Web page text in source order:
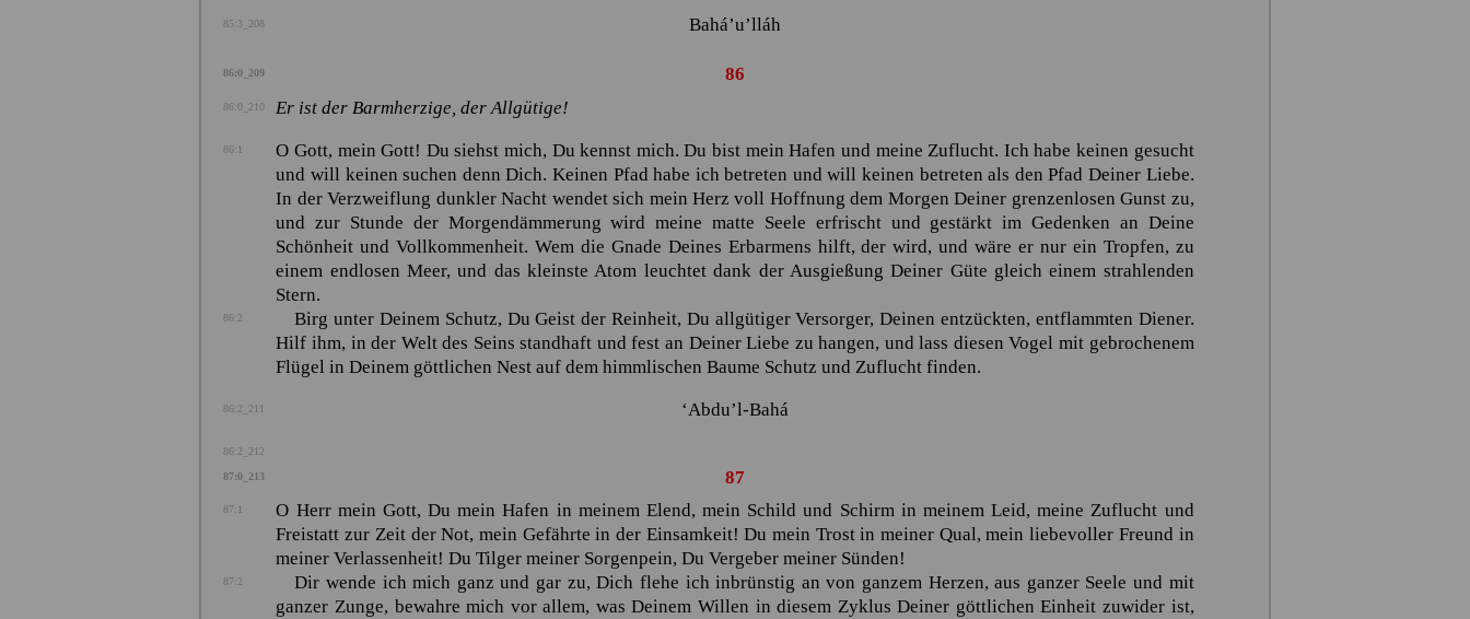
85:3_208 Bahá’u’lláh
86:0_209 86
86:0_210 Er ist der Barmherzige, der Allgütige!
86:1
O Gott, mein Gott! Du siehst mich, Du kennst mich. Du bist mein Hafen und meine Zuflucht. Ich habe keinen gesucht
und will keinen suchen denn Dich. Keinen Pfad habe ich betreten und will keinen betreten als den Pfad Deiner Liebe.
In der Verzweiflung dunkler Nacht wendet sich mein Herz voll Hoffnung dem Morgen Deiner grenzenlosen Gunst zu,
und zur Stunde der Morgendämmerung wird meine matte Seele erfrischt und gestärkt im Gedenken an Deine
Schönheit und Vollkommenheit. Wem die Gnade Deines Erbarmens hilft, der wird, und wäre er nur ein Tropfen, zu
einem endlosen Meer, und das kleinste Atom leuchtet dank der Ausgießung Deiner Güte gleich einem strahlenden
Stern.
86:2
Birg unter Deinem Schutz, Du Geist der Reinheit, Du allgütiger Versorger, Deinen entzückten, entflammten Diener.
Hilf ihm, in der Welt des Seins standhaft und fest an Deiner Liebe zu hangen, und lass diesen Vogel mit gebrochenem
Flügel in Deinem göttlichen Nest auf dem himmlischen Baume Schutz und Zuflucht finden.
86:2_211 ‘Abdu’l-Bahá
86:2_212
87:0_213 87
87:1
O Herr mein Gott, Du mein Hafen in meinem Elend, mein Schild und Schirm in meinem Leid, meine Zuflucht und
Freistatt zur Zeit der Not, mein Gefährte in der Einsamkeit! Du mein Trost in meiner Qual, mein liebevoller Freund in
meiner Verlassenheit! Du Tilger meiner Sorgenpein, Du Vergeber meiner Sünden!
87:2
Dir wende ich mich ganz und gar zu, Dich flehe ich inbrünstig an von ganzem Herzen, aus ganzer Seele und mit
ganzer Zunge, bewahre mich vor allem, was Deinem Willen in diesem Zyklus Deiner göttlichen Einheit zuwider ist,